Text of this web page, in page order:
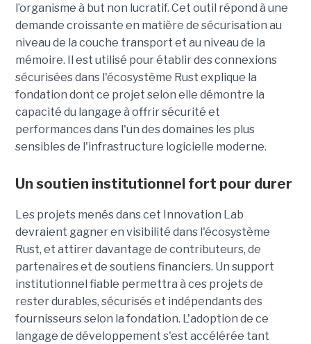
l’organisme à but non lucratif. Cet outil répond à une
demande croissante en matière de sécurisation au
niveau de la couche transport et au niveau de la
mémoire. Il est utilisé pour établir des connexions
sécurisées dans l'écosystème Rust explique la
fondation dont ce projet selon elle démontre la
capacité du langage à offrir sécurité et
performances dans l'un des domaines les plus
sensibles de l'infrastructure logicielle moderne.
Un soutien institutionnel fort pour durer
Les projets menés danscet Innovation Lab
devraient gagneren visibilité dans l'écosystème
Rust, et attirer davantage de contributeurs, de
partenaires et de soutiens financiers. Un support
institutionnel fiable permettra à ces projets de
rester durables, sécurisés et indépendants des
fournisseurs selon la fondation. L'adoption de ce
langage de développement s'est accélérée tant